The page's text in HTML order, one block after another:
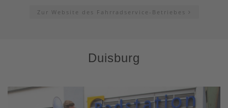
Zur Website des Fahrradservice-Betriebes
Duisburg